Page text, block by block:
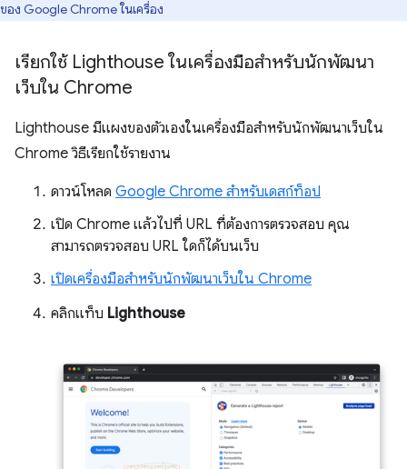
ของ Google Chrome ในเครื่อง
เรียกใช้ Lighthouse ในเครื่องมือสำหรับนักพัฒนา
เว็บใน Chrome
Lighthouse มีแผงของตัวเองในเครื่องมือสำหรับนักพัฒนาเว็บใน
Chrome วิธีเรียกใช้รายงาน
ดาวน์โหลด Google Chrome สำหรับเดสก์ท็อป
เปิด Chrome แล้วไปที่ URL ที่ต้องการตรวจสอบ คุณ
สามารถตรวจสอบ URL ใดก็ได้บนเว็บ
เปิดเครื่องมือสำหรับนักพัฒนาเว็บใน Chrome
คลิกแท็บ Lighthouse